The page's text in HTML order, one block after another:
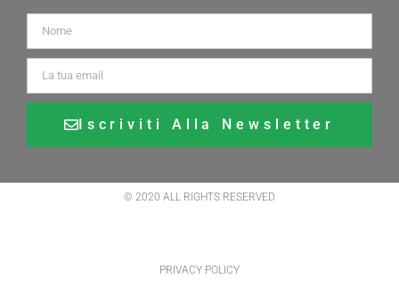
Iscriviti Alla Newsletter
© 2020 ALL RIGHTS RESERVED
PRIVACY POLICY